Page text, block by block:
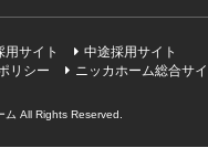
サイト
中途採用サイト
リシー ニッカホーム総合サ
All Rights Reserved.